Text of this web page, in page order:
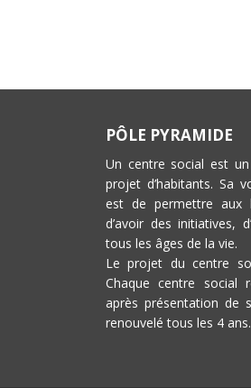
PÔLE PYRAMIDE
Un centre social est
projet d’habitants. Sa
est de permettre aux
d’avoir des initiatives,
tous les âges de la vie.
Le projet du centre
Chaque centre social
après présentation de
renouvelé tous les 4 ans.